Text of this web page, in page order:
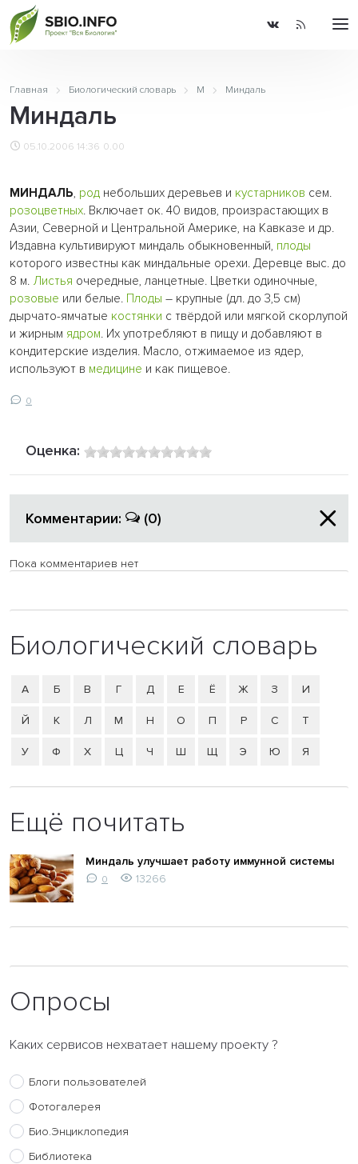
Главная Биологический словарь М Миндаль
Миндаль
05.10.2006 14:36 0.00
МИНДАЛЬ, род небольших деревьев и кустарников сем.
розоцветных. Включает ок. 40 видов, произрастающих в
Азии, Северной и Центральной Америке, на Кавказе и др.
Издавна культивируют миндаль обыкновенный, плоды
которого известны как миндальные орехи. Деревце выс. до
8 м. Листья очередные, ланцетные. Цветки одиночные,
розовые или белые. Плоды – крупные (дл. до 3,5 см)
дырчато-ямчатые костянки с твёрдой или мягкой скорлупой
и жирным ядром. Их употребляют в пищу и добавляют в
кондитерские изделия. Масло, отжимаемое из ядер,
используют в медицине и как пищевое.
0
Оценка:
Комментарии: (0)
Пока комментариев нет
Биологический словарь
А Б В Г Д Е Ё Ж З И
Й К Л М Н О П Р С Т
У Ф Х Ц Ч Ш Щ Э Ю Я
Ещё почитать
Миндаль улучшает работу иммунной системы
0 13266
Опросы
Каких сервисов нехватает нашему проекту ?
Блоги пользователей
Фотогалерея
Био.Энциклопедия
Библиотека